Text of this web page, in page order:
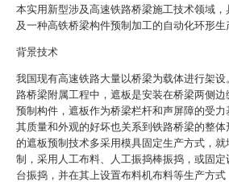
本实用新型涉及高速铁路桥梁施工技术领域，
及一种高铁桥梁构件预制加工的自动化环形生
背景技术
我国现有高速铁路大量以桥梁为载体进行架设
路桥梁附属工程中，遮板是安装在桥梁两侧边
预制构件，遮板作为桥梁栏杆和声屏障的受力
其质量和外观的好坏也关系到铁路桥梁的整体
的遮板预制技术多采用模具固定生产方式，就
制，采用人工布料、人工振捣棒振捣，或固定
台振捣，并在其上设置布料机布料等生产方式